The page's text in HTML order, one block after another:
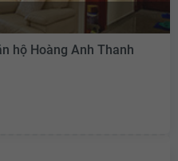
hộ Hoàng Anh Thanh